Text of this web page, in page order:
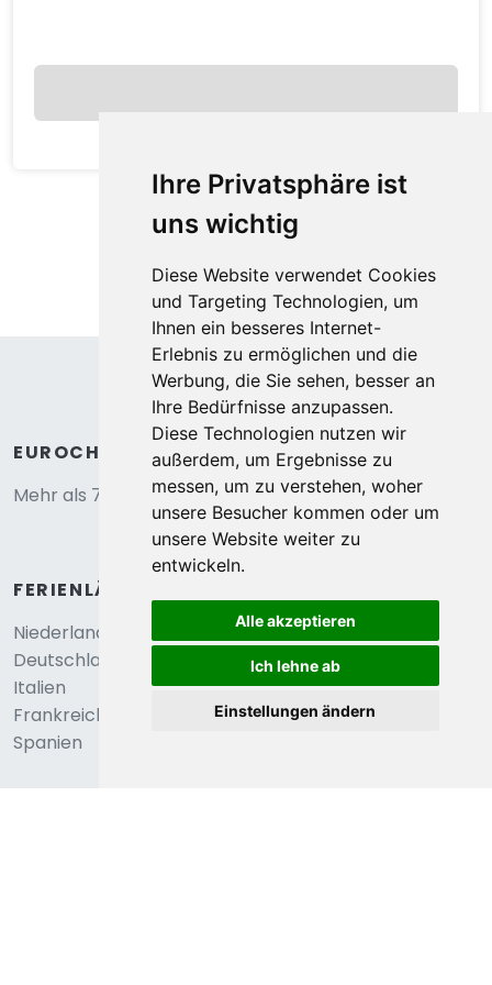
Ihre Privatsphäre ist
uns wichtig
Diese Website verwendet Cookies
und Targeting Technologien, um
Ihnen ein besseres Internet-
Erlebnis zu ermöglichen und die
Werbung, die Sie sehen, besser an
Ihre Bedürfnisse anzupassen.
Diese Technologien nutzen wir
außerdem, um Ergebnisse zu
messen, um zu verstehen, woher
unsere Besucher kommen oder um
unsere Website weiter zu
entwickeln.
Alle akzeptieren
Ich lehne ab
Einstellungen ändern
Gentianes GNA17 COSY & MOUNTAIN 4 Pers.
4,0
Châtel, Rhone Alpes, Frankreich
Wohnung in Châtel mit Talblick
0 Schlafzimmer
€ 89
durchschnittlich
Anzeigen